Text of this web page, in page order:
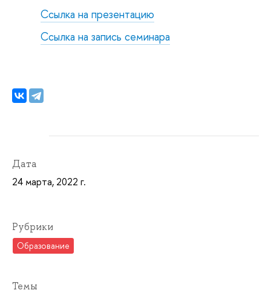
Ссылка на презентацию
Ссылка на запись семинара
Дата
24 марта, 2022 г.
Рубрики
Образование
Темы